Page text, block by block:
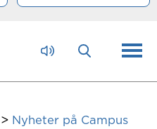
Nyheter på Campus